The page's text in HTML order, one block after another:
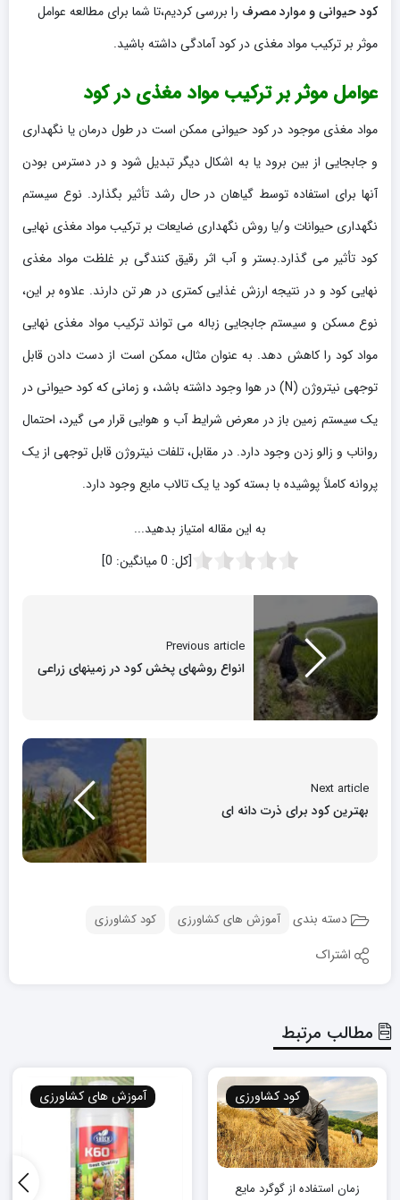
کود حیوانی و موارد مصرف را بررسی کردیم،تا شما برای مطالعه عوامل
موثر بر ترکیب مواد مغذی در کود آمادگی داشته باشید.
عوامل موثر بر ترکیب مواد مغذی در کود
مواد مغذی موجود در کود حیوانی ممکن است در طول درمان یا نگهداری
و جابجایی از بین برود یا به اشکال دیگر تبدیل شود و در دسترس بودن
آنها برای استفاده توسط گیاهان در حال رشد تأثیر بگذارد. نوع سیستم
نگهداری حیوانات و/یا روش نگهداری ضایعات بر ترکیب مواد مغذی نهایی
کود تأثیر می گذارد.بستر و آب اثر رقیق کنندگی بر غلظت مواد مغذی
نهایی کود و در نتیجه ارزش غذایی کمتری در هر تن دارند. علاوه بر این،
نوع مسکن و سیستم جابجایی زباله می تواند ترکیب مواد مغذی نهایی
مواد کود را کاهش دهد. به عنوان مثال، ممکن است از دست دادن قابل
توجهی نیتروژن (N) در هوا وجود داشته باشد، و زمانی که کود حیوانی در
یک سیستم زمین باز در معرض شرایط آب و هوایی قرار می گیرد، احتمال
رواناب و زالو زدن وجود دارد. در مقابل، تلفات نیتروژن قابل توجهی از یک
پروانه کاملاً پوشیده با بسته کود یا یک تالاب مایع وجود دارد.
به این مقاله امتیاز بدهید...
[کل: 0میانگین: 0
]
Previous article
انواع روشهای پخش کود در زمینهای زراعی
Next article
بهترین کود برای ذرت دانه ای
دسته بندی آموزش های کشاورزی کود کشاورزی
اشتراک
مطالب مرتبط
کود کشاورزی
زمان استفاده از گوگرد مایع
آموزش های کشاورزی